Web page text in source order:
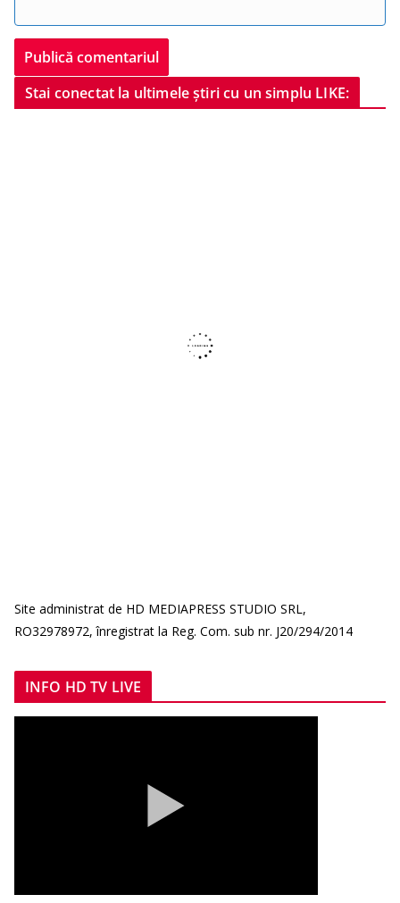
Stai conectat la ultimele știri cu un simplu LIKE:
Site administrat de HD MEDIAPRESS STUDIO SRL,
RO32978972, înregistrat la Reg. Com. sub nr. J20/294/2014
INFO HD TV LIVE